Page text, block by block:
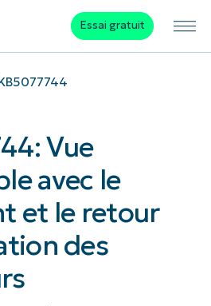
Essai gratuit
Vue
avec le
et le retour
des